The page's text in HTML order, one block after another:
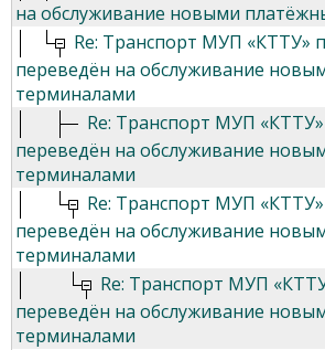
на обслуживание новыми
Re: Транспорт МУП «КТТУ»
переведён на обслуживание
терминалами
Re: Транспорт МУП
переведён на обслуживание
терминалами
Re: Транспорт МУП
переведён на обслуживание
терминалами
Re: Транспорт МУП
переведён на обслуживание
терминалами